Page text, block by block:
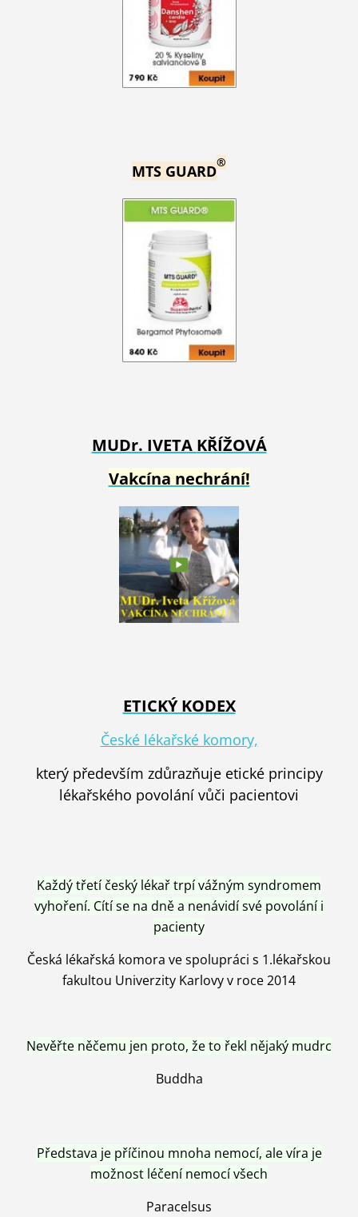
MTS GUARD®
MUDr. IVETA KŘÍŽOVÁ
Vakcína nechrání!
ETICKÝ KODEX
České lékařské komory,
který především zdůrazňuje etické principy
lékařského povolání vůči pacientovi
Každý třetí český lékař trpí vážným syndromem
vyhoření. Cítí se na dně a nenávidí své povolání i
pacienty
Česká lékařská komora ve spolupráci s 1.lékařskou
fakultou Univerzity Karlovy v roce 2014
Nevěřte něčemu jen proto, že to řekl nějaký mudrc
Buddha
Představa je příčinou mnoha nemocí, ale víra je
možnost léčení nemocí všech
Paracelsus